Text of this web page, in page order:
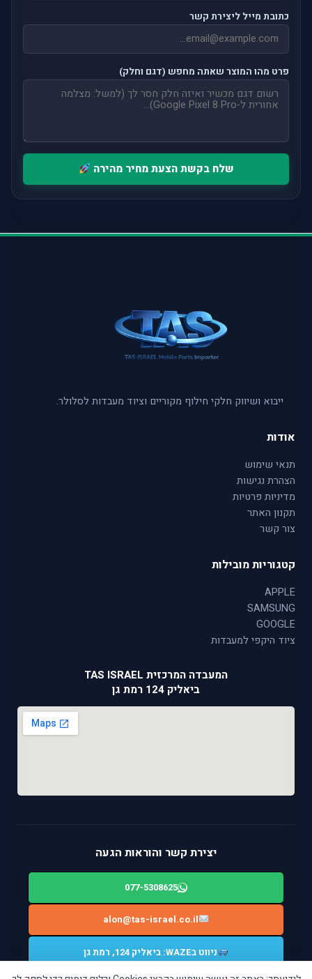
כתובת מייל ליצירת קשר
פרט מהו המוצר שאתה מחפש (דגם וחלק)
שלח בקשת הצעת מחיר מהירה
ייבוא ושיווק חלקי חילוף מקוריים וציוד מעבדות לסלולר.
אודות
תנאי שימוש
הצהרת נגישות
מדיניות פרטיות
תקנון האתר
צור קשר
קטגוריות מובילות
APPLE
SAMSUNG
GOOGLE
ציוד היקפי למעבדות
המעבדה המרכזית TAS ISRAEL
ביאליק 124 רמת גן
יצירת קשר והוראות הגעה
077-5308625
alon@tas-israel.co.il
ניווט בWAZE: ביאליק 124, רמת גן